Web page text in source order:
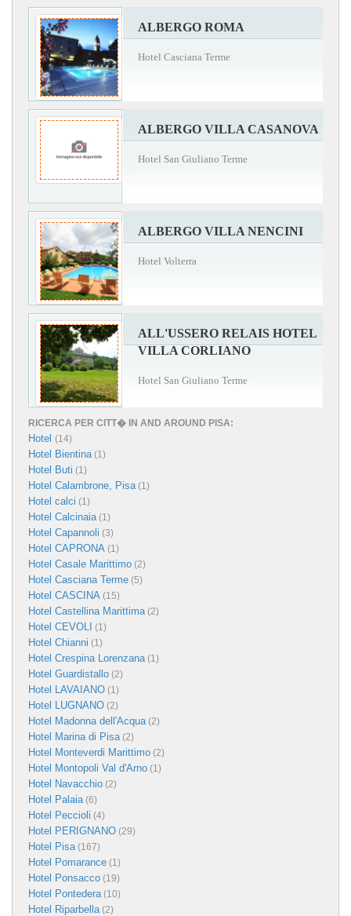
ALBERGO ROMA
Hotel Casciana Terme
ALBERGO VILLA CASANOVA
Hotel San Giuliano Terme
ALBERGO VILLA NENCINI
Hotel Volterra
ALL'USSERO RELAIS HOTEL
VILLA CORLIANO
Hotel San Giuliano Terme
RICERCA PER CITT� IN AND AROUND PISA:
Hotel (14)
Hotel Bientina(1)
Hotel Buti (1)
Hotel Calambrone, Pisa(1)
Hotel calci (1)
Hotel Calcinaia(1)
Hotel Capannoli (3)
Hotel CAPRONA (1)
Hotel Casale Marittimo (2)
Hotel Casciana Terme (5)
Hotel CASCINA (15)
Hotel Castellina Marittima(2)
Hotel CEVOLI (1)
Hotel Chianni (1)
Hotel Crespina Lorenzana(1)
Hotel Guardistallo (2)
Hotel LAVAIANO (1)
Hotel LUGNANO (2)
Hotel Madonna dell'Acqua(2)
Hotel Marina di Pisa(2)
Hotel Monteverdi Marittimo (2)
Hotel Montopoli Val d'Arno (1)
Hotel Navacchio (2)
Hotel Palaia(6)
Hotel Peccioli (4)
Hotel PERIGNANO (29)
Hotel Pisa(167)
Hotel Pomarance (1)
Hotel Ponsacco (19)
Hotel Pontedera(10)
Hotel Riparbella(2)